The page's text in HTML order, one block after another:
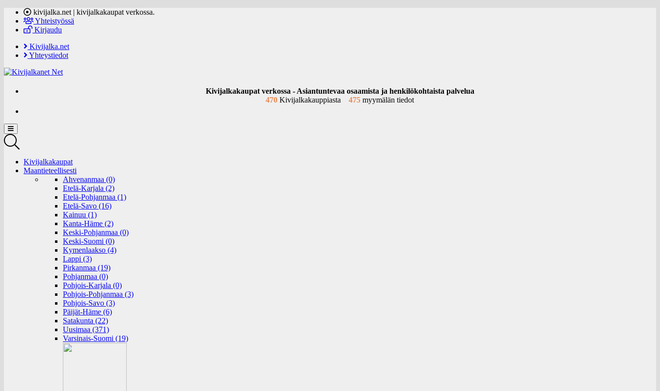
kivijalka.net | kivijalkakaupat verkossa.
Yhteistyössä
Kirjaudu
Kivijalka.net
Yhteystiedot
Kivijalkakaupat verkossa - Asiantuntevaa osaamista ja henkilökohtaista palvelua
470 Kivijalkakauppiasta 475 myymälän tiedot
Kivijalkakaupat
Maantieteellisesti
Ahvenanmaa (0)
Etelä-Karjala (2)
Etelä-Pohjanmaa (1)
Etelä-Savo (16)
Kainuu (1)
Kanta-Häme (2)
Keski-Pohjanmaa (0)
Keski-Suomi (0)
Kymenlaakso (4)
Lappi (3)
Pirkanmaa (19)
Pohjanmaa (0)
Pohjois-Karjala (0)
Pohjois-Pohjanmaa (3)
Pohjois-Savo (3)
Päijät-Häme (6)
Satakunta (22)
Uusimaa (371)
Varsinais-Suomi (19)